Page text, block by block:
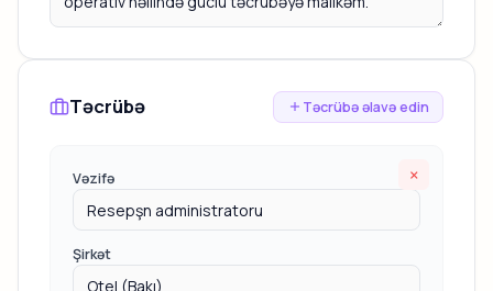
Təcrübə Təcrübə əlavə edin
×
Vəzifə
Şirkət